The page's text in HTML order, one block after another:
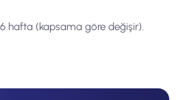
hafta (kapsama göre değişir).